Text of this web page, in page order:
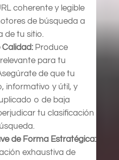
coherente y legible
de búsqueda a
de tu sitio.
Produce
para tu
de que tu
informativo y útil, y
o de baja
tu clasificación
de Forma Estratégica:
exhaustiva de